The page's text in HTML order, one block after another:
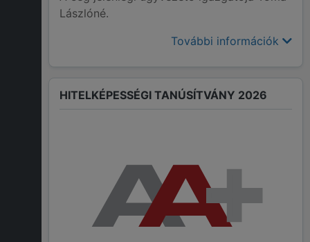
Lászlóné.
További információk
HITELKÉPESSÉGI TANÚSÍTVÁNY 2026